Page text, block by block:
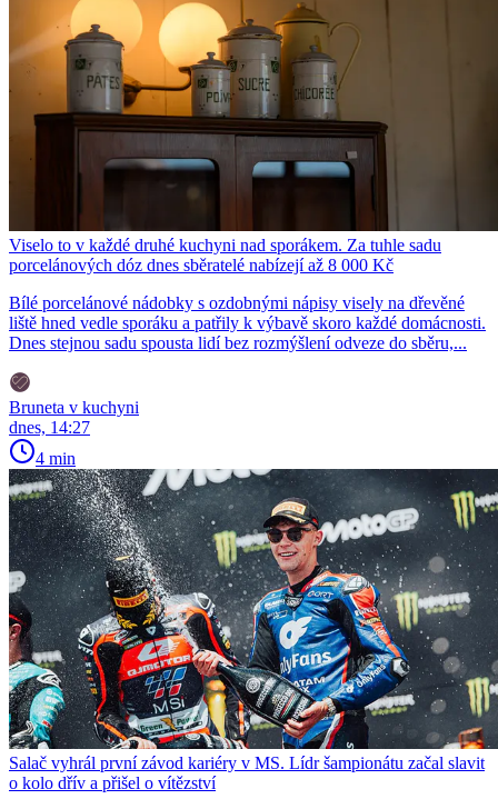
Viselo to v každé druhé kuchyni nad sporákem. Za tuhle sadu
porcelánových dóz dnes sběratelé nabízejí až 8 000 Kč
Bílé porcelánové nádobky s ozdobnými nápisy visely na dřevěné
liště hned vedle sporáku a patřily k výbavě skoro každé domácnosti.
Dnes stejnou sadu spousta lidí bez rozmýšlení odveze do sběru,...
Bruneta v kuchyni
dnes, 14:27
4 min
Salač vyhrál první závod kariéry v MS. Lídr šampionátu začal slavit
o kolo dřív a přišel o vítězství